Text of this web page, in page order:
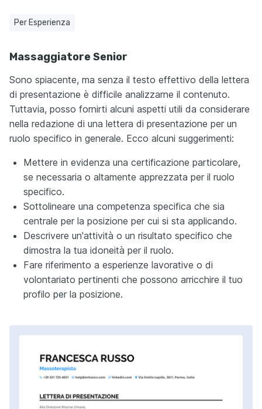
Per Esperienza
Massaggiatore Senior
Sono spiacente, ma senza il testo effettivo della lettera
di presentazione è difficile analizzarne il contenuto.
Tuttavia, posso fornirti alcuni aspetti utili da considerare
nella redazione di una lettera di presentazione per un
ruolo specifico in generale. Ecco alcuni suggerimenti:
Mettere in evidenza una certificazione particolare,
se necessaria o altamente apprezzata per il ruolo
specifico.
Sottolineare una competenza specifica che sia
centrale per la posizione per cui si sta applicando.
Descrivere un'attività o un risultato specifico che
dimostra la tua idoneità per il ruolo.
Fare riferimento a esperienze lavorative o di
volontariato pertinenti che possono arricchire il tuo
profilo per la posizione.